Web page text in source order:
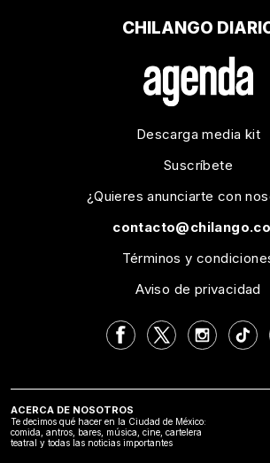
CHILANGO
Descarga media kit
Suscríbete
¿Quieres anunciarte con
Términos y
Aviso de privacidad
ACERCA DE NOSOTROS
Te decimos qué hacer en la Ciudad de México:
comida, antros, bares, música, cine, cartelera
teatral y todas las noticias importantes